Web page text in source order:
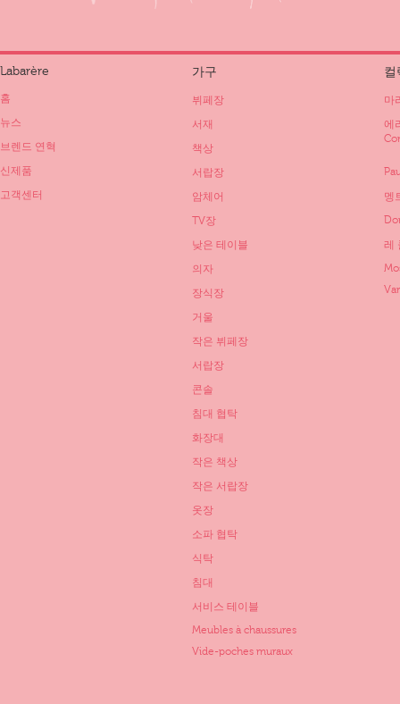
Labarère
홈
뉴스
브렌드 연혁
신제품
고객센터
가구
뷔페장
서재
책상
서랍장
암체어
TV장
낮은 테이블
의자
장식장
거울
작은 뷔페장
서랍장
콘솔
침대 협탁
화장대
작은 책상
작은 서랍장
옷장
소파 협탁
식탁
침대
서비스 테이블
Meubles à chaussures
Vide-poches muraux
컬
마
에
멩
레